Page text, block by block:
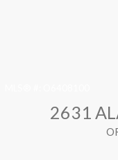
2631